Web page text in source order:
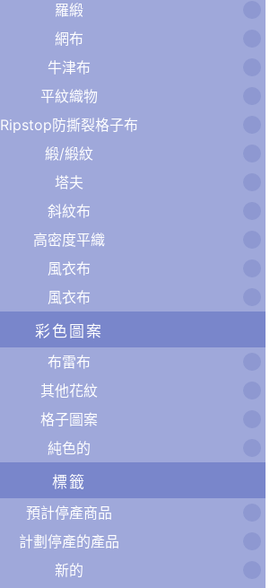
羅緞
網布
牛津布
平紋織物
Ripstop防撕裂格子布
緞/緞紋
塔夫
斜紋布
高密度平織
風衣布
風衣布
彩色圖案
布雷布
其他花紋
格子圖案
純色的
標籤
預計停產商品
計劃停產的產品
新的